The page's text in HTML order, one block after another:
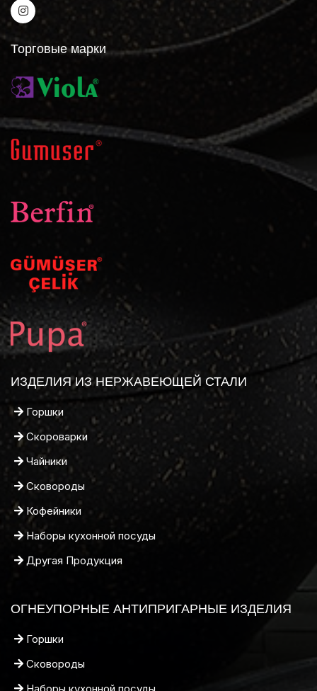
Торговые марки
ИЗДЕЛИЯ ИЗ НЕРЖАВЕЮЩЕЙ СТАЛИ
Горшки
Скороварки
Чайники
Сковороды
Кофейники
Наборы кухонной посуды
Другая Продукция
ОГНЕУПОРНЫЕ АНТИПРИГАРНЫЕ ИЗДЕЛИЯ
Горшки
Сковороды